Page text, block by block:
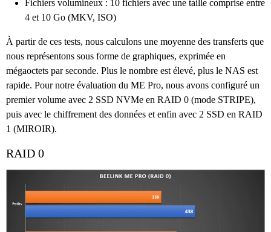
Fichiers volumineux : 10 fichiers avec une taille comprise entre
4 et 10 Go (MKV, ISO)
À partir de ces tests, nous calculons une moyenne des transferts que
nous représentons sous forme de graphiques, exprimée en
mégaoctets par seconde. Plus le nombre est élevé, plus le NAS est
rapide. Pour notre évaluation du ME Pro, nous avons configuré un
premier volume avec 2 SSD NVMe en RAID 0 (mode STRIPE),
puis avec le chiffrement des données et enfin avec 2 SSD en RAID
1 (MIROIR).
RAID 0